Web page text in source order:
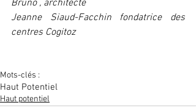
Bruno , architecte
Jeanne Siaud-Facchin fondatrice des
centres Cogitoz
Mots-clés :
Haut Potentiel
Haut potentiel